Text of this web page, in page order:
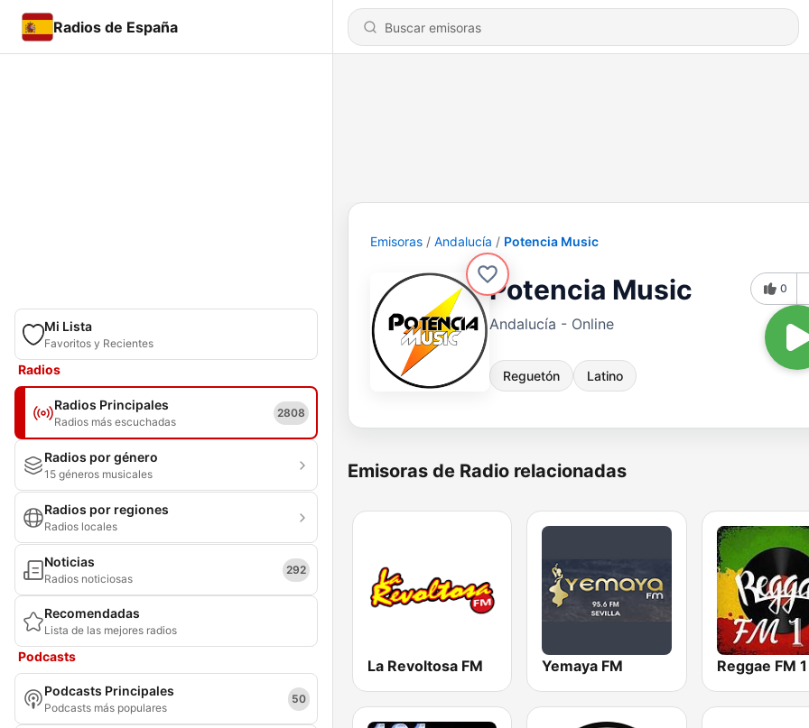
Radios de España
Mi Lista
Favoritos y Recientes
Radios
Radios Principales
Radios más escuchadas
2808
Radios por género
15 géneros musicales
Radios por regiones
Radios locales
Noticias
Radios noticiosas
292
Recomendadas
Lista de las mejores radios
Podcasts
Podcasts Principales
Podcasts más populares
50
Emisoras Andalucía Potencia Music
Potencia Music
Andalucía - Online
Reguetón Latino
0
Emisoras de Radio relacionadas
La Revoltosa FM Yemaya FM Reggae FM 1